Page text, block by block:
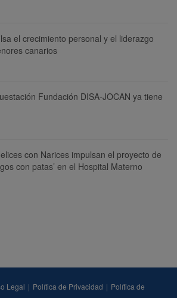
el crecimiento personal y el liderazgo
canarios
Fundación DISA-JOCAN ya tiene
con Narices impulsan el proyecto de
con patas’ en el Hospital Materno
Legal | Política de Privacidad | Política de